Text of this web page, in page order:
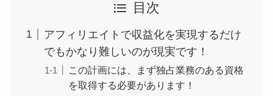
目次
アフィリエイトで収益化を実現するだけ
でもかなり難しいのが現実です！
この計画には、まず独占業務のある資格
を取得する必要があります！